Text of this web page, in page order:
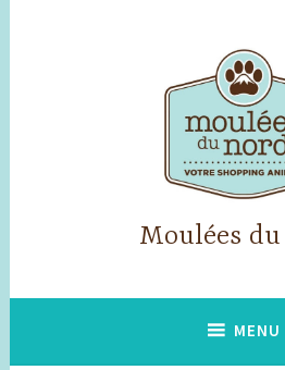
Moulées
MENU